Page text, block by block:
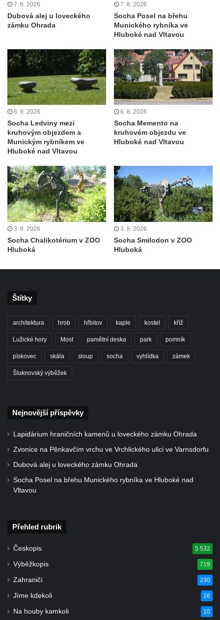
7. 8. 2026
Dubová alej u loveckého
zámku Ohrada
7. 8. 2026
Socha Posel na břehu
Munického rybníka ve
Hluboké nad Vltavou
6. 8. 2026
Socha Ledviny mezi
kruhovým objezdem a
Munickým rybníkem ve
Hluboké nad Vltavou
6. 8. 2026
Socha Memento na
kruhovém objezdu ve
Hluboké nad Vltavou
3. 8. 2026
Socha Chalikotérium v ZOO
Hluboká
3. 8. 2026
Socha Smilodon v ZOO
Hluboká
Štítky
architektura hrob hřbitov kaple kostel kříž
Lužické hory Most pamětní deska park pomník
pískovec skála sloup socha vyhlídka zámek
Šluknovský výběžek
Nejnovější příspěvky
Lapidárium hraničních kamenů u loveckého zámku Ohrada
Zvonice na Pěnkavčím vrchu ve Vrchlického ulici ve Varnsdorfu
Dubová alej u loveckého zámku Ohrada
Socha Posel na břehu Munického rybníka ve Hluboké nad
Vltavou
Přehled rubrik
Českopis 5 532
Výběžkopis 719
Zahraničí 230
Jíme kdekoli 16
Na houby kamkoli 10